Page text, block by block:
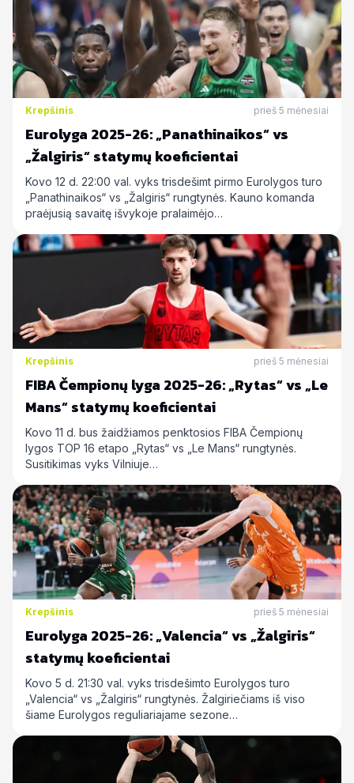
Krepšinis prieš 5 mėnesiai
Eurolyga 2025-26: „Panathinaikos“ vs
„Žalgiris“ statymų koeficientai
Kovo 12 d. 22:00 val. vyks trisdešimt pirmo Eurolygos turo
„Panathinaikos“ vs „Žalgiris“ rungtynės. Kauno komanda
praėjusią savaitę išvykoje pralaimėjo…
Krepšinis prieš 5 mėnesiai
FIBA Čempionų lyga 2025-26: „Rytas“ vs „Le
Mans“ statymų koeficientai
Kovo 11 d. bus žaidžiamos penktosios FIBA Čempionų
lygos TOP 16 etapo „Rytas“ vs „Le Mans“ rungtynės.
Susitikimas vyks Vilniuje…
Krepšinis prieš 5 mėnesiai
Eurolyga 2025-26: „Valencia“ vs „Žalgiris“
statymų koeficientai
Kovo 5 d. 21:30 val. vyks trisdešimto Eurolygos turo
„Valencia“ vs „Žalgiris“ rungtynės. Žalgiriečiams iš viso
šiame Eurolygos reguliariajame sezone…